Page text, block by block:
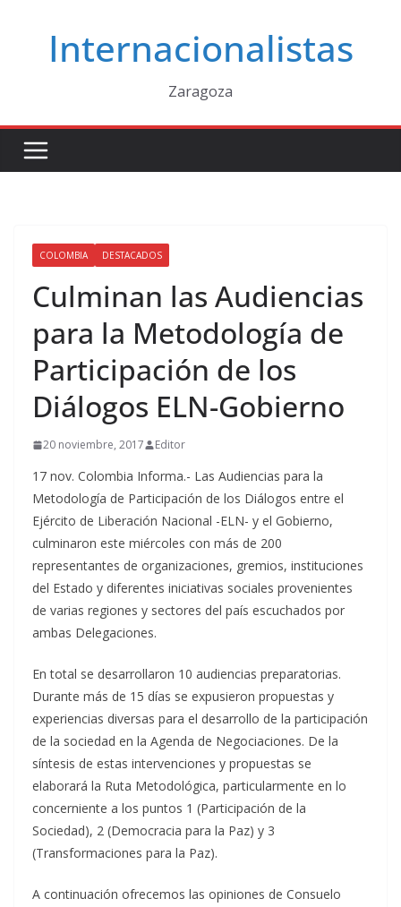
contenidoInternacionalistas
Zaragoza
COLOMBIA DESTACADOS
Culminan las Audiencias
para la Metodología de
Participación de los
Diálogos ELN-Gobierno
20 noviembre, 2017 Editor
17 nov. Colombia Informa.- Las Audiencias para la
Metodología de Participación de los Diálogos entre el
Ejército de Liberación Nacional -ELN- y el Gobierno,
culminaron este miércoles con más de 200
representantes de organizaciones, gremios, instituciones
del Estado y diferentes iniciativas sociales provenientes
de varias regiones y sectores del país escuchados por
ambas Delegaciones.
En total se desarrollaron 10 audiencias preparatorias.
Durante más de 15 días se expusieron propuestas y
experiencias diversas para el desarrollo de la participación
de la sociedad en la Agenda de Negociaciones. De la
síntesis de estas intervenciones y propuestas se
elaborará la Ruta Metodológica, particularmente en lo
concerniente a los puntos 1 (Participación de la
Sociedad), 2 (Democracia para la Paz) y 3
(Transformaciones para la Paz).
A continuación ofrecemos las opiniones de Consuelo